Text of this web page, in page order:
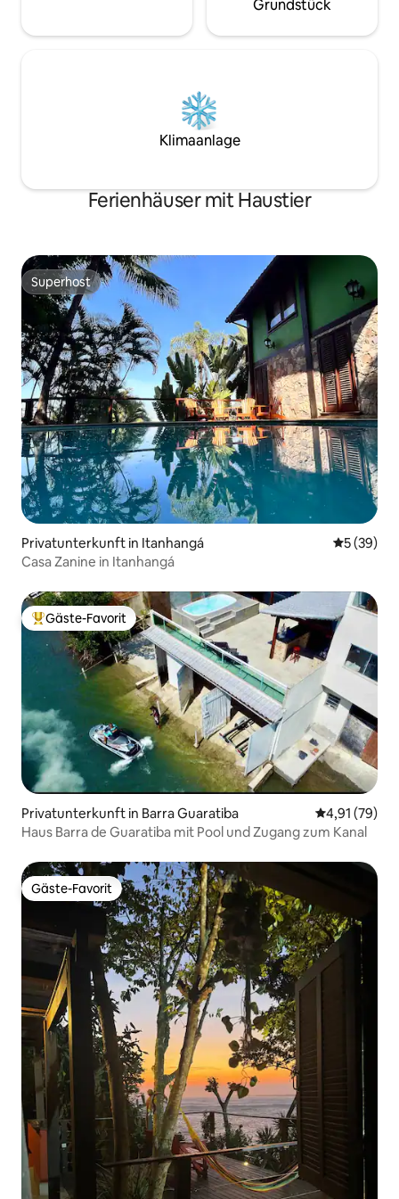
Grundstück
Klimaanlage
Ferienhäuser mit Haustier
Superhost
Superhost
Privatunterkunft in Itanhangá
5 (39)
Casa Zanine in Itanhangá
Beliebter Gäste-Favorit.
Gäste-Favorit
Privatunterkunft in Barra Guaratiba
4,91 (79)
Haus Barra de Guaratiba mit Pool und Zugang zum Kanal
Gäste-Favorit
Gäste-Favorit